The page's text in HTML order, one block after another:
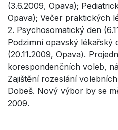
(3.6.2009, Opava);
Opava); Večer praktických
2. Psychosomatický den
Podzimní opavský lékařský
(20.11.2009, Opava).
korespondenčních voleb,
Zajištění rozeslání
Dobeš. Nový výbor by se
2009.